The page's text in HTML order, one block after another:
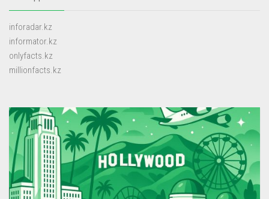
inforadar.kz
informator.kz
onlyfacts.kz
millionfacts.kz